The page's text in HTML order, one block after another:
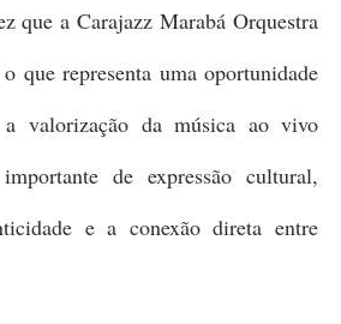
que a Carajazz Marabá Orquestra
que representa uma oportunidade
valorização da música ao vivo
de expressão cultural,
e a conexão direta entre